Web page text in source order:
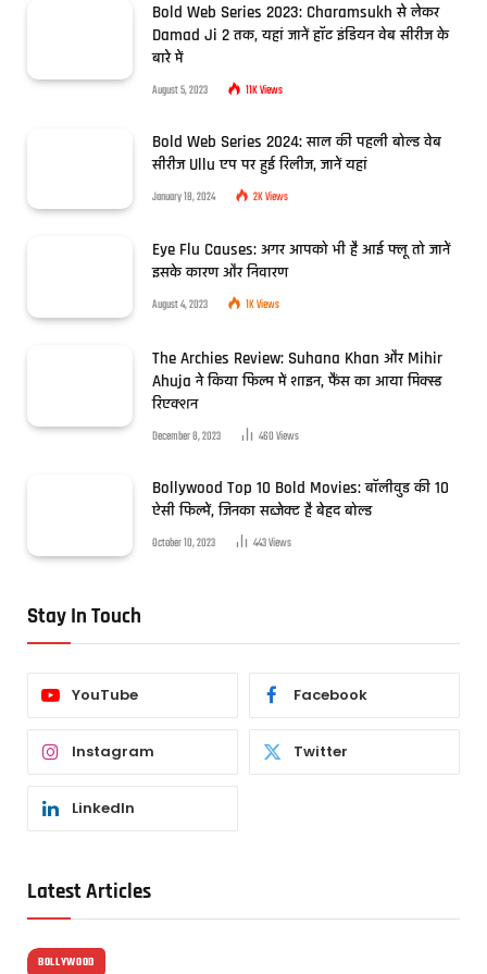
Bold Web Series 2023: Charamsukh से लेकर
Damad Ji 2 तक, यहां जानें हॉट इंडियन वेब सीरीज के
बारे में
August 5, 2023 11KViews
Bold Web Series 2024: साल की पहली बोल्ड वेब
सीरीज Ullu एप पर हुई रिलीज, जानें यहां
January 18, 2024 2KViews
Eye Flu Causes: अगर आपको भी है आई फ्लू तो जानें
इसके कारण और निवारण
August 4, 2023 1KViews
The Archies Review: Suhana Khan और Mihir
Ahuja ने किया फिल्म में शाइन, फैंस का आया मिक्स्ड
रिएक्शन
December 8, 2023 460Views
Bollywood Top 10 Bold Movies: बॉलीवुड की 10
ऐसी फिल्में, जिनका सब्जेक्ट है बेहद बोल्ड
October 10, 2023 443Views
Stay In Touch
YouTube Facebook
Instagram Twitter
LinkedIn
Latest Articles
BOLLYWOOD